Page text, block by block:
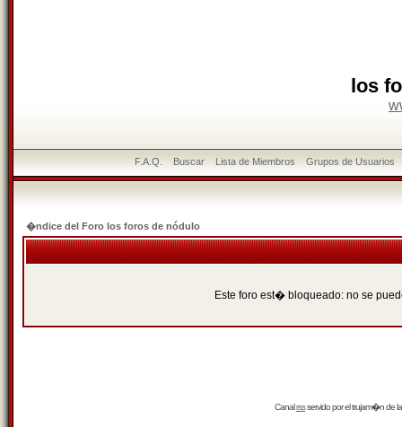
los
F.A.Q. Buscar Lista de Miembros Grupos de Usuarios
�ndice del Foro los foros de nódulo
Este foro est� bloqueado: no se
Canalrssservido por eltrujam�nde